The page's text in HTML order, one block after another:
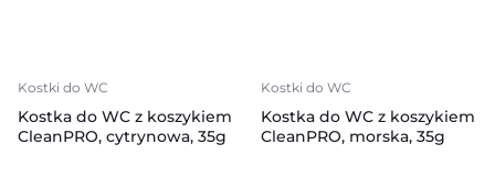
Kostki do WC
Kostka do WC z koszykiem
CleanPRO, cytrynowa, 35g
Kostki do WC
Kostka do WC z koszykiem
CleanPRO, morska, 35g